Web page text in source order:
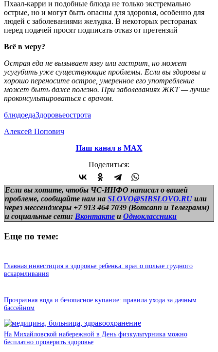
Пхаал-карри и подобные блюда не только экстремально
острые, но и могут быть опасны для здоровья, особенно для
людей с заболеваниями желудка. В некоторых ресторанах
перед подачей просят подписать отказ от претензий
Всё в меру?
Острая еда не вызывает язву или гастрит, но может
усугубить уже существующие проблемы. Если вы здоровы и
хорошо переносите острое, умеренное его употребление
может быть даже полезно. При заболеваниях ЖКТ — лучше
проконсультироваться с врачом.
блюдоедаЗдоровьеострота
Алексей Попович
Наш канал в МАХ
Поделиться:
Если вы хотите, чтобы ЧС-ИНФО написал о вашей
проблеме, сообщайте нам на SLOVO@SIBSLOVO.RU или
через мессенджеры +7 913 464 7039 (Вотсапп и Телеграмм)
и социальные сети: Вконтакте и Одноклассники
Еще по теме:
Главная инвестиция в здоровье ребенка: врач о пользе грудного
вскармливания
Прозрачная вода и безопасное купание: правила ухода за дачным
бассейном
На Михайловской набережной в День физкультурника можно
бесплатно проверить здоровье